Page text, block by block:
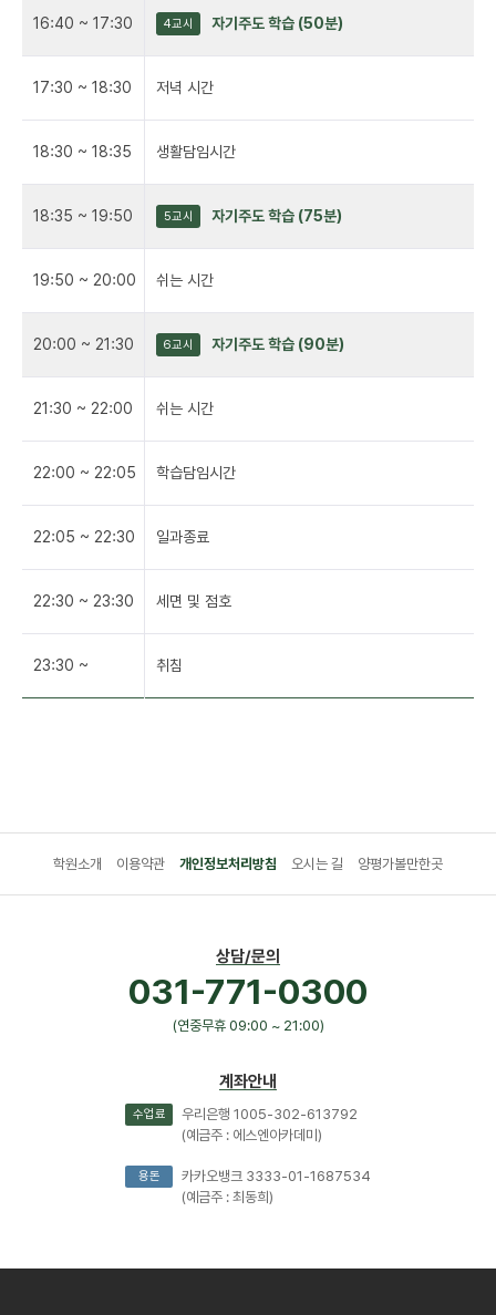
16:40 ~ 17:30 4교시 자기주도 학습 (50분)
17:30 ~ 18:30 저녁 시간
18:30 ~ 18:35 생활담임시간
18:35 ~ 19:50 5교시 자기주도 학습 (75분)
19:50 ~ 20:00 쉬는 시간
20:00 ~ 21:30 6교시 자기주도 학습 (90분)
21:30 ~ 22:00 쉬는 시간
22:00 ~ 22:05 학습담임시간
22:05 ~ 22:30 일과종료
22:30 ~ 23:30 세면 및 점호
23:30 ~ 취침
학원소개 이용약관 개인정보처리방침 오시는 길 양평가볼만한곳
상담/문의
031-771-0300
(연중무휴 09:00 ~ 21:00)
계좌안내
수업료
우리은행 1005-302-613792
(예금주 : 에스엔아카데미)
용돈
카카오뱅크 3333-01-1687534
(예금주 : 최동희)